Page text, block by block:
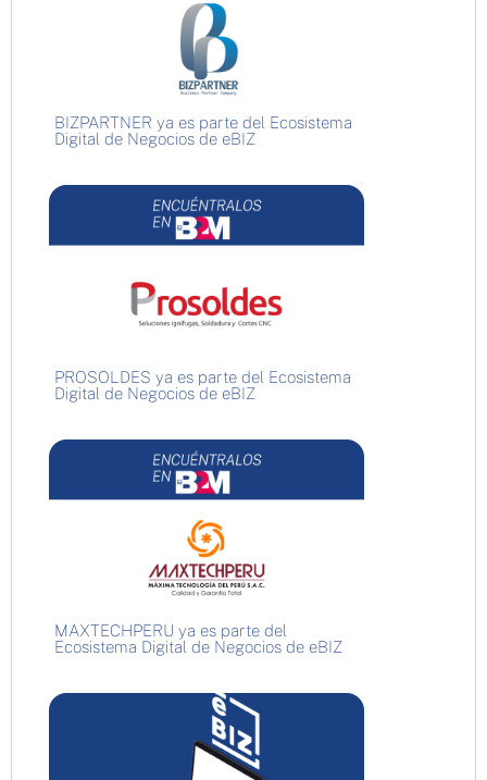
BIZPARTNER ya es parte del Ecosistema
Digital de Negocios de eBIZ
PROSOLDES ya es parte del Ecosistema
Digital de Negocios de eBIZ
MAXTECHPERU ya es parte del
Ecosistema Digital de Negocios de eBIZ